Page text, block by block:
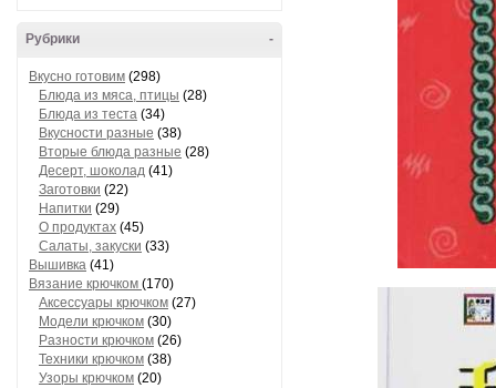
-
Рубрики
Вкусно готовим (298)
Блюда из мяса, птицы (28)
Блюда из теста (34)
Вкусности разные (38)
Вторые блюда разные (28)
Десерт, шоколад (41)
Заготовки (22)
Напитки (29)
О продуктах (45)
Салаты, закуски (33)
Вышивка (41)
Вязание крючком (170)
Аксессуары крючком (27)
Модели крючком (30)
Разности крючком (26)
Техники крючком (38)
Узоры крючком (20)